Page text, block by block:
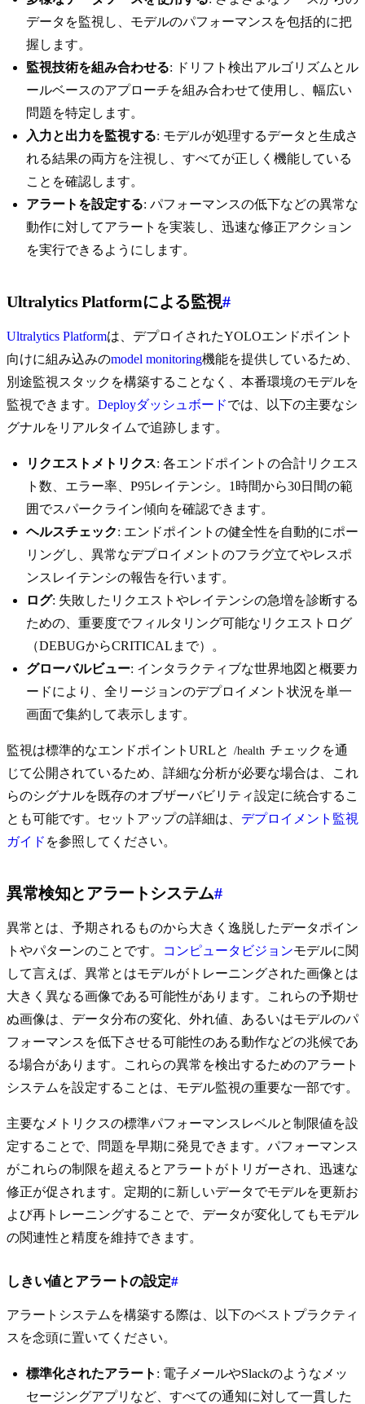
データを監視し、モデルのパフォーマンスを包括的に把
握します。
監視技術を組み合わせる: ドリフト検出アルゴリズムとル
ールベースのアプローチを組み合わせて使用し、幅広い
問題を特定します。
入力と出力を監視する: モデルが処理するデータと生成さ
れる結果の両方を注視し、すべてが正しく機能している
ことを確認します。
アラートを設定する: パフォーマンスの低下などの異常な
動作に対してアラートを実装し、迅速な修正アクション
を実行できるようにします。
Ultralytics Platformによる監視#
Ultralytics Platformは、デプロイされたYOLOエンドポイント
向けに組み込みのmodel monitoring機能を提供しているため、
別途監視スタックを構築することなく、本番環境のモデルを
監視できます。 Deployダッシュボードでは、以下の主要なシ
グナルをリアルタイムで追跡します。
リクエストメトリクス: 各エンドポイントの合計リクエス
ト数、エラー率、P95レイテンシ。1時間から30日間の範
囲でスパークライン傾向を確認できます。
ヘルスチェック: エンドポイントの健全性を自動的にポー
リングし、異常なデプロイメントのフラグ立てやレスポ
ンスレイテンシの報告を行います。
ログ: 失敗したリクエストやレイテンシの急増を診断する
ための、重要度でフィルタリング可能なリクエストログ
（DEBUGからCRITICALまで）。
グローバルビュー: インタラクティブな世界地図と概要カ
ードにより、全リージョンのデプロイメント状況を単一
画面で集約して表示します。
監視は標準的なエンドポイントURLと /health チェックを通
じて公開されているため、詳細な分析が必要な場合は、これ
らのシグナルを既存のオブザーバビリティ設定に統合するこ
とも可能です。セットアップの詳細は、 デプロイメント監視
ガイド を参照してください。
異常検知とアラートシステム#
異常とは、予期されるものから大きく逸脱したデータポイン
トやパターンのことです。
コンピュータビジョンモデルに関
して言えば、異常とはモデルがトレーニングされた画像とは
大きく異なる画像である可能性があります。これらの予期せ
ぬ画像は、データ分布の変化、外れ値、あるいはモデルのパ
フォーマンスを低下させる可能性のある動作などの兆候であ
る場合があります。これらの異常を検出するためのアラート
システムを設定することは、モデル監視の重要な一部です。
主要なメトリクスの標準パフォーマンスレベルと制限値を設
定することで、問題を早期に発見できます。パフォーマンス
がこれらの制限を超えるとアラートがトリガーされ、迅速な
修正が促されます。定期的に新しいデータでモデルを更新お
よび再トレーニングすることで、データが変化してもモデル
の関連性と精度を維持できます。
しきい値とアラートの設定#
アラートシステムを構築する際は、以下のベストプラクティ
スを念頭に置いてください。
標準化されたアラート : 電子メールやSlackのようなメッ
セージングアプリなど、すべての通知に対して一貫した